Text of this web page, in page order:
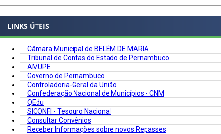
LINKS ÚTEIS
Câmara Municipal de BELÉM DE MARIA
Tribunal de Contas do Estado de Pernambuco
AMUPE
Governo de Pernambuco
Controladoria-Geral da União
Confederação Nacional de Municípios - CNM
QEdu
SICONFI - Tesouro Nacional
Consultar Convênios
Receber Informações sobre novos Repasses